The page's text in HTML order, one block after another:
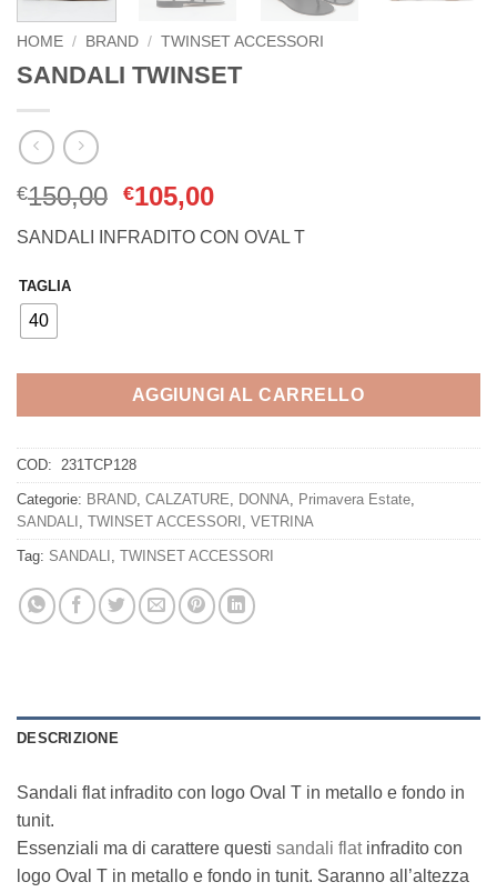
HOME / BRAND / TWINSET ACCESSORI
SANDALI TWINSET
€150,00 Il
originale
€105,00Il
attuale
SANDALI INFRADITO CON OVAL T
TAGLIA
40
AGGIUNGI AL CARRELLO
COD: 231TCP128
Categorie: BRAND, CALZATURE, DONNA, Primavera Estate,
SANDALI , TWINSET ACCESSORI , VETRINA
Tag: SANDALI , TWINSET ACCESSORI
DESCRIZIONE
Sandali flat infradito con logo Oval T in metallo e fondo in
tunit.
Essenziali ma di carattere questi sandali flatinfradito con
logo Oval T in metallo e fondo in tunit. Saranno all’altezza